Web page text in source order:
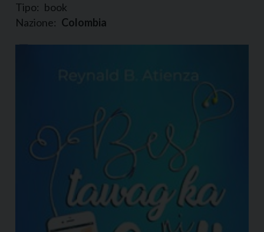
Tipo: book
Nazione: Colombia